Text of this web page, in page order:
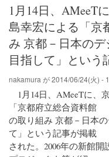
カ
ウ
ン
ト
メ
ニ
ュ
く
ず
1月14日、AMeeT
島幸宏による「京
み 京都－日本の
目指して」という
nakamura が2014/06/24(火) -
1月14日、AMeeTに、
「京都府立総合資料館
の取り組み 京都－日本
て」という記事が掲載
された。2006年の新館